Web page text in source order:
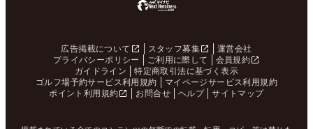
広告掲載について スタッフ募集
運営会社
プライバシーポリシー
ご利用に際して
会員規約
ガイドライン
特定商取引法に基づく表示
ゴルフ場予約サービス利用規約
マイページサービス利用規約
ポイント利用規約
お問合せ ヘルプ サイトマップ